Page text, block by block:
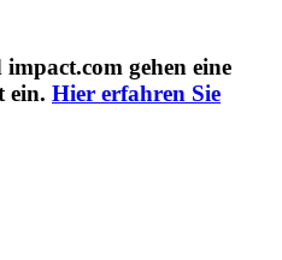
gehen eine
ein. Hier erfahren Sie